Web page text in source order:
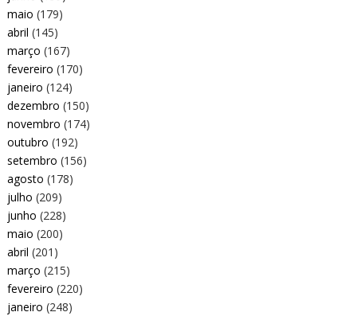
maio (179)
abril (145)
março (167)
fevereiro (170)
janeiro (124)
dezembro (150)
novembro (174)
outubro (192)
setembro (156)
agosto (178)
julho (209)
junho (228)
maio (200)
abril (201)
março (215)
fevereiro (220)
janeiro (248)